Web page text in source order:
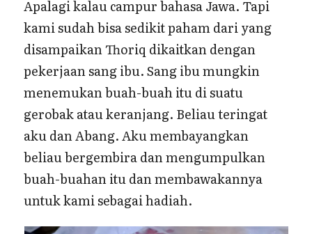
Apalagi kalau campur bahasa Jawa. Tapi
kami sudah bisa sedikit paham dari yang
disampaikan Thoriq dikaitkan dengan
pekerjaan sang ibu. Sang ibu mungkin
menemukan buah-buah itu di suatu
gerobak atau keranjang. Beliau teringat
aku dan Abang. Aku membayangkan
beliau bergembira dan mengumpulkan
buah-buahan itu dan membawakannya
untuk kami sebagai hadiah.